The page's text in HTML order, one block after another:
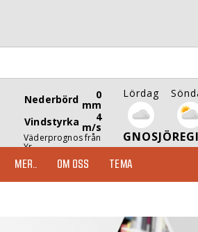
Nederbörd 0
mm
Vindstyrka
4
m/s
Väderprognos från
Yr
Lördag
MER.. OM OSS TEMA